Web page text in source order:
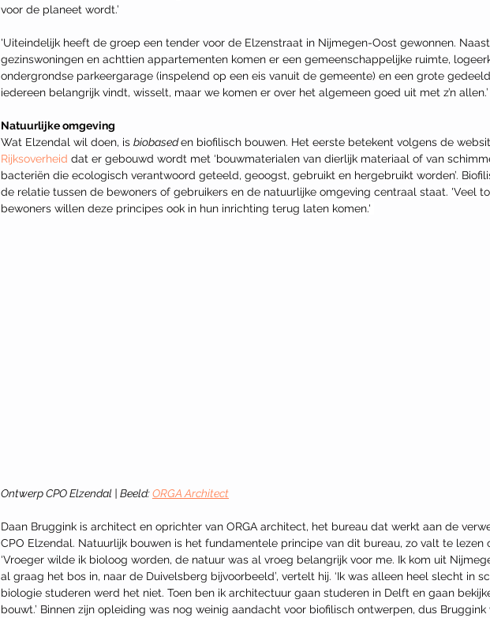
voor de planeet wordt.’
'Uiteindelijk heeft de groep een tender voor de Elzenstraat in Nijmegen-Oost gewonnen.
gezinswoningen en achttien appartementen komen er een gemeenschappelijke ruimte,
ondergrondse parkeergarage (inspelend op een eis vanuit de gemeente) en een grote
iedereen belangrijk vindt, wisselt, maar we komen er over het algemeen goed uit met z’n allen.’
Natuurlijke omgeving
Wat Elzendal wil doen, is biobased en biofilisch bouwen. Het eerste betekent volgens de
Rijksoverheid dat er gebouwd wordt met ‘bouwmaterialen van dierlijk materiaal of van
bacteriën die ecologisch verantwoord geteeld, geoogst, gebruikt en hergebruikt worden’.
de relatie tussen de bewoners of gebruikers en de natuurlijke omgeving centraal staat. 'Veel
bewoners willen deze principes ook in hun inrichting terug laten komen.'
Ontwerp CPO Elzendal | Beeld: ORGA Architect
Daan Bruggink is architect en oprichter van ORGA architect, het bureau dat werkt aan de
CPO Elzendal. Natuurlijk bouwen is het fundamentele principe van dit bureau, zo valt te lezen
‘Vroeger wilde ik bioloog worden, de natuur was al vroeg belangrijk voor me. Ik kom uit
al graag het bos in, naar de Duivelsberg bijvoorbeeld’, vertelt hij. ‘Ik was alleen heel slecht in
biologie studeren werd het niet. Toen ben ik architectuur gaan studeren in Delft en gaan
bouwt.’ Binnen zijn opleiding was nog weinig aandacht voor biofilisch ontwerpen, dus